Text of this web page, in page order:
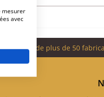
service de plus de 50
mesurer
avec